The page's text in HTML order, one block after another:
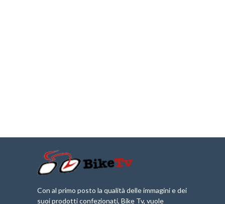
Con al primo posto la qualità delle immagini e dei
suoi prodotti confezionati, Bike Tv, vuole